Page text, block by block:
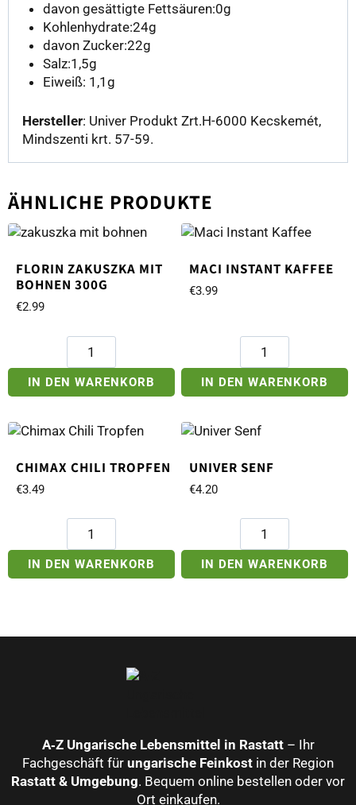
davon gesättigte Fettsäuren:0g
Kohlenhydrate:24g
davon Zucker:22g
Salz:1,5g
Eiweiß: 1,1g
Hersteller: Univer Produkt Zrt.H-6000 Kecskemét,
Mindszenti krt. 57-59.
ÄHNLICHE PRODUKTE
FLORIN ZAKUSZKA MIT
BOHNEN 300G
€2.99
Florin
Zakuszka
mit
Bohnen
Menge
IN DEN WARENKORB
MACI INSTANT KAFFEE
€3.99
Maci
Instant
Kaffee
Menge
IN DEN WARENKORB
CHIMAX CHILI TROPFEN
€3.49
Chimax
Chili
Tropfen
Menge
IN DEN WARENKORB
UNIVER SENF
€4.20
Univer
Senf
Menge
IN DEN WARENKORB
A‑Z Ungarische Lebensmittel in Rastatt– Ihr
Fachgeschäft für ungarische Feinkost in der Region
Rastatt & Umgebung. Bequem online bestellen oder vor
Ort einkaufen.